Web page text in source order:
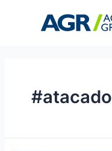
#atacado